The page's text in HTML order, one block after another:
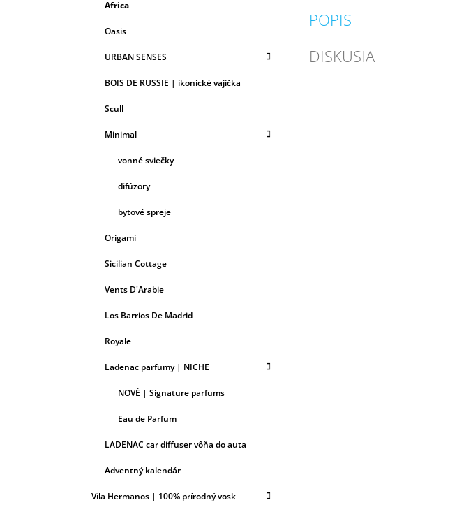
Africa
Oasis
URBAN SENSES
BOIS DE RUSSIE | ikonické vajíčka
Scull
Minimal
vonné sviečky
difúzory
bytové spreje
Origami
Sicilian Cottage
Vents D'Arabie
Los Barrios De Madrid
Royale
Ladenac parfumy | NICHE
NOVÉ | Signature parfums
Eau de Parfum
LADENAC car diffuser vôňa do auta
Adventný kalendár
Vila Hermanos | 100% prírodný vosk
POPIS
DISKUSIA